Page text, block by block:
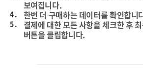
보여집니다.
4 . 한번 더 구매하는 데이터를 확인합니
5 .
결제에 대한 모든 사항을 체크한 후
버튼을 클립합니다.